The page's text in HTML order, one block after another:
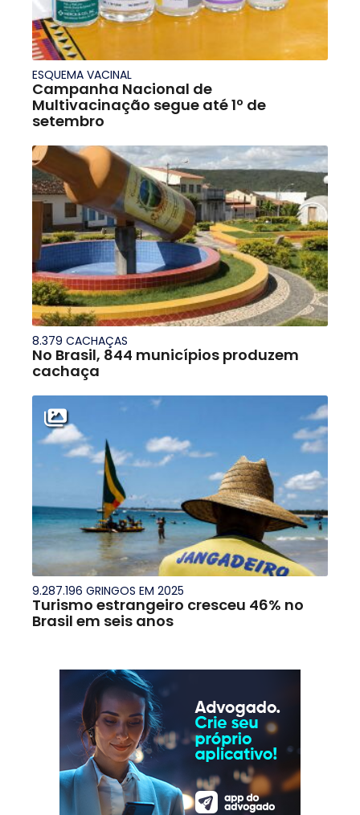
ESQUEMA VACINAL
Campanha Nacional de
Multivacinação segue até 1º de
setembro
8.379 CACHAÇAS
No Brasil, 844 municípios produzem
cachaça
9.287.196 GRINGOS EM 2025
Turismo estrangeiro cresceu 46% no
Brasil em seis anos